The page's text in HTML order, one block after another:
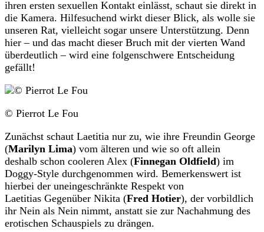
ihren ersten sexuellen Kontakt einlässt, schaut sie direkt in
die Kamera. Hilfesuchend wirkt dieser Blick, als wolle sie
unseren Rat, vielleicht sogar unsere Unterstützung. Denn
hier – und das macht dieser Bruch mit der vierten Wand
überdeutlich – wird eine folgenschwere Entscheidung
gefällt!
© Pierrot Le Fou
Zunächst schaut Laetitia nur zu, wie ihre Freundin George
(Marilyn Lima) vom älteren und wie so oft allein
deshalb schon cooleren Alex (Finnegan Oldfield) im
Doggy-Style durchgenommen wird. Bemerkenswert ist
hierbei der uneingeschränkte Respekt von
Laetitias Gegenüber Nikita (Fred Hotier), der vorbildlich
ihr Nein als Nein nimmt, anstatt sie zur Nachahmung des
erotischen Schauspiels zu drängen.